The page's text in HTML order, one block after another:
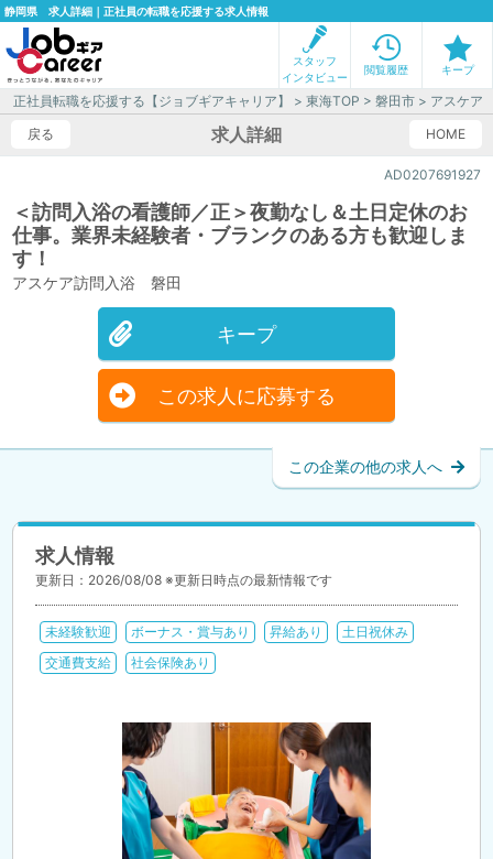
静岡県 求人詳細｜正社員の転職を応援する求人情報
スタッフ
インタビュー
閲覧履歴 キープ
正社員転職を応援する【ジョブギアキャリア】 >東海TOP >磐田市 > アスケア
戻る
HOME
求人詳細
AD0207691927
＜訪問入浴の看護師／正＞夜勤なし＆土日定休のお
仕事。業界未経験者・ブランクのある方も歓迎しま
す！
アスケア訪問入浴 磐田
キープ
この求人に応募する
この企業の他の求人へ
求人情報
更新日：2026/08/08 ※更新日時点の最新情報です
未経験歓迎 ボーナス・賞与あり 昇給あり
土日祝休み
交通費支給
社会保険あり